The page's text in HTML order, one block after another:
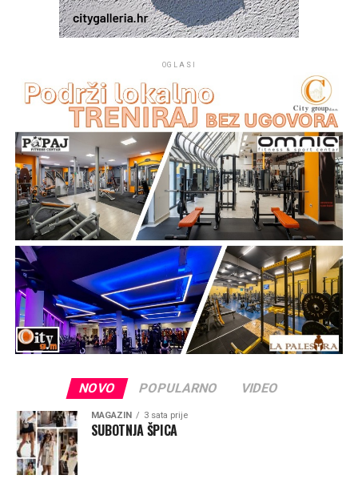
Na mjestu crkvice Gospe od Sniga pomorci su 1514.
godine pronašli sliku Gospe od Sniga te je u njenu čast i
spomen podignuta crkva koja je od tada mjesto vjere,
pouzdanja i izraz ljubavi prema nebeskoj Majci.
„Taj kip je znak vjere, podsjetnik da je Gospa trajno
prisutna među svojim narodom i da majčinskom brigom
prati sve koji tuda prolaze. Gospin pogled je okrenut
prema moru, prema brodicama koje plove tom uvalom,
prema ribarima i obiteljima koje putuju između otoka i
prema putnicima tim morskim putem. To je pogled naše
nebeske Majke koja nas voli, bdije nad nama, hrabri, tješi
i zagovara svoju djecu pred Bogom“, rekao je mons.
Zgrablić.
OGLASI
NOVO POPULARNO VIDEO
MAGAZIN 3 sata prije
SUBOTNJA ŠPICA